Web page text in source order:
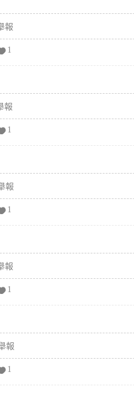
報
1
報
1
報
1
報
1
報
1